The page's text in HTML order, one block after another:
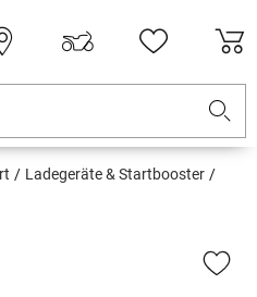
Ladegeräte & Startbooster